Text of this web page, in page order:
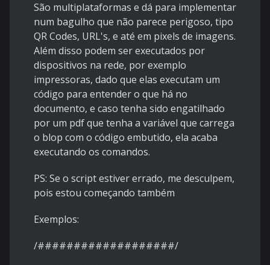
São multiplataformas e dá para implementar
num bagulho que não parece perigoso, tipo
QR Codes, URL's, e até em pixels de imagens.
Além disso podem ser executados por
dispositivos na rede, por exemplo
impressoras, dado que elas executam um
código para entender o que há no
documento, e caso tenha sido engatilhado
por um pdf que tenha a variável que carrega
o blop com o código embutido, ela acaba
executando os comandos.
PS: Se o script estiver errado, me desculpem,
pois estou começando também
Exemplos:
/###################/